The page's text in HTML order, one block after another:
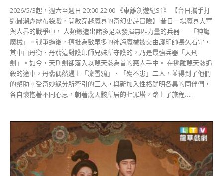
2026/5/3起，週六至週日 20:00-22:00 《東離劍遊紀S1》 【台日攜手打
造最潮霹靂布袋戲，開啟穿越魔界的奇幻史詩冒險】 昔日一場魔界大軍
與人界的戰爭中， 人類鍛造出諸多足以發揮無匹力量的兵器── 「神誨
魔械」。戰爭過後，這批為數眾多的神誨魔械被交由護印師長久看守，
其中由丹衡、丹翡這對護印師兄妹所守護的，乃是最強兵器「天刑
劍」。如今，天刑劍卻落入以蔑天骸為首的惡人手中。 在逃離蔑天骸追
殺的途中，丹翡偶然遇上「凜雪鴉」、「殤不患」二人，並得到了他們
的幫助。受奇妙緣分所牽引的三人，與新加入性格鮮明各異的同伴們，
各自懷抱著不同心思，朝著蔑天骸所居的七罪塔，踏上了旅程……